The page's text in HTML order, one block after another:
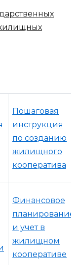
Пошаговая
инструкция
по созданию
жилищного
кооператива
Финансовое
планирование
и учет в
жилищном
кооперативе